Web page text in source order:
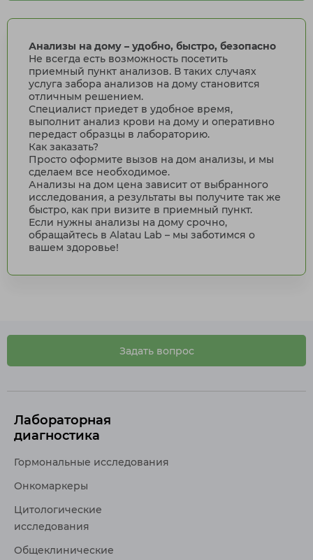
Анализы на дому – удобно, быстро, безопасно
Не всегда есть возможность посетить
приемный пункт анализов. В таких случаях
услуга забора анализов на дому становится
отличным решением.
Специалист приедет в удобное время,
выполнит анализ крови на дому и оперативно
передаст образцы в лабораторию.
Как заказать?
Просто оформите вызов на дом анализы, и мы
сделаем все необходимое.
Анализы на дом цена зависит от выбранного
исследования, а результаты вы получите так же
быстро, как при визите в приемный пункт.
Если нужны анализы на дому срочно,
обращайтесь в Alatau Lab – мы заботимся о
вашем здоровье!
Задать вопрос
Лабораторная
диагностика
Гормональные исследования
Онкомаркеры
Цитологические
исследования
Общеклинические